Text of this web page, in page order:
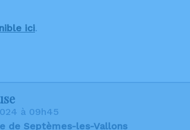
ici.
à 09h45
de Septèmes-les-Vallons